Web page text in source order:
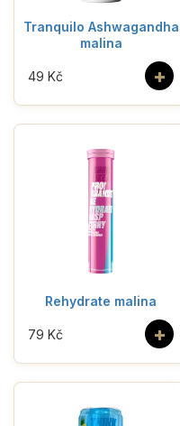
Tranquilo Ashwagandha
malina
+
49 Kč
Rehydrate malina
+
79 Kč